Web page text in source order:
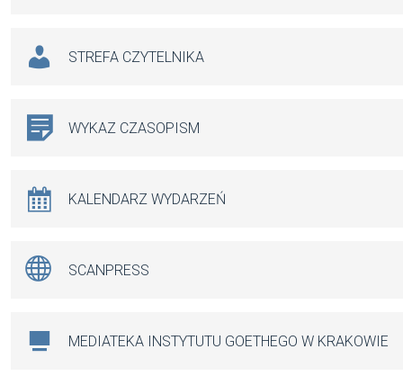
STREFA CZYTELNIKA
WYKAZ CZASOPISM
KALENDARZ WYDARZEŃ
SCANPRESS
MEDIATEKA INSTYTUTU GOETHEGO W KRAKOWIE